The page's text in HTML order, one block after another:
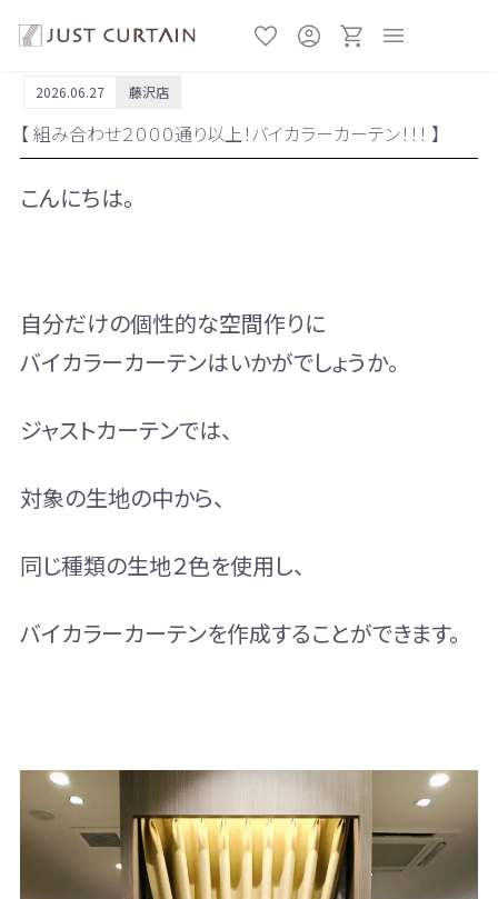
2026.06.27 藤沢店
【 組み合わせ２０００通り以上！バイカラーカーテン！！！ 】
こんにちは。
自分だけの個性的な空間作りに
バイカラーカーテンはいかがでしょうか。
ジャストカーテンでは、
対象の生地の中から、
同じ種類の生地２色を使用し、
バイカラーカーテンを作成することができます。